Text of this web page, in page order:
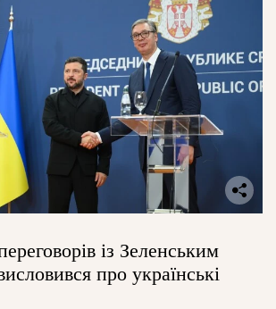
із Зеленським
про українські